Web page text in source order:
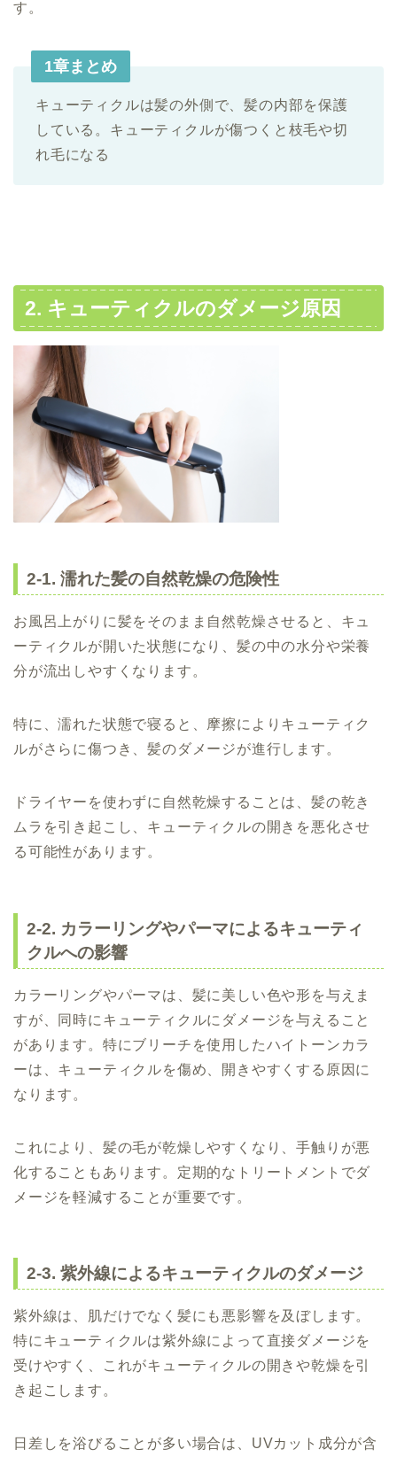
す。
1章まとめ
キューティクルは髪の外側で、髪の内部を保護
している。キューティクルが傷つくと枝毛や切
れ毛になる
2. キューティクルのダメージ原因
2-1. 濡れた髪の自然乾燥の危険性
お風呂上がりに髪をそのまま自然乾燥させると、キュ
ーティクルが開いた状態になり、髪の中の水分や栄養
分が流出しやすくなります。
特に、濡れた状態で寝ると、摩擦によりキューティク
ルがさらに傷つき、髪のダメージが進行します。
ドライヤーを使わずに自然乾燥することは、髪の乾き
ムラを引き起こし、キューティクルの開きを悪化させ
る可能性があります。
2-2. カラーリングやパーマによるキューティ
クルへの影響
カラーリングやパーマは、髪に美しい色や形を与えま
すが、同時にキューティクルにダメージを与えること
があります。特にブリーチを使用したハイトーンカラ
ーは、キューティクルを傷め、開きやすくする原因に
なります。
これにより、髪の毛が乾燥しやすくなり、手触りが悪
化することもあります。定期的なトリートメントでダ
メージを軽減することが重要です。
2-3. 紫外線によるキューティクルのダメージ
紫外線は、肌だけでなく髪にも悪影響を及ぼします。
特にキューティクルは紫外線によって直接ダメージを
受けやすく、これがキューティクルの開きや乾燥を引
き起こします。
日差しを浴びることが多い場合は、UVカット成分が含